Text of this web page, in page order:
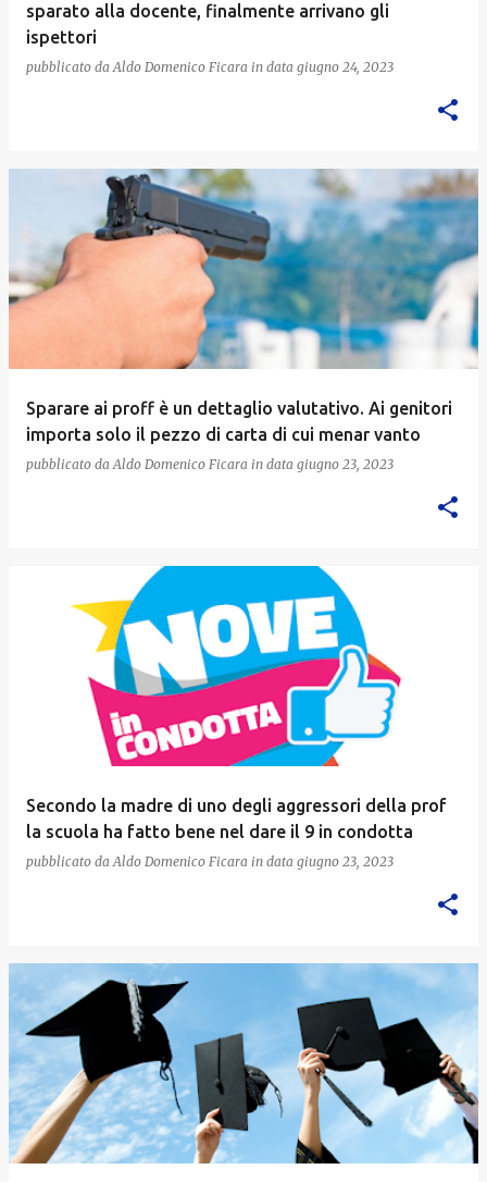
sparato alla docente, finalmente arrivano gli
ispettori
pubblicato da Aldo Domenico Ficara in data giugno 24, 2023
Sparare ai proff è un dettaglio valutativo. Ai genitori
importa solo il pezzo di carta di cui menar vanto
pubblicato da Aldo Domenico Ficara in data giugno 23, 2023
Secondo la madre di uno degli aggressori della prof
la scuola ha fatto bene nel dare il 9 in condotta
pubblicato da Aldo Domenico Ficara in data giugno 23, 2023